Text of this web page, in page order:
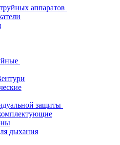
аппаратов
защиты
дыхания